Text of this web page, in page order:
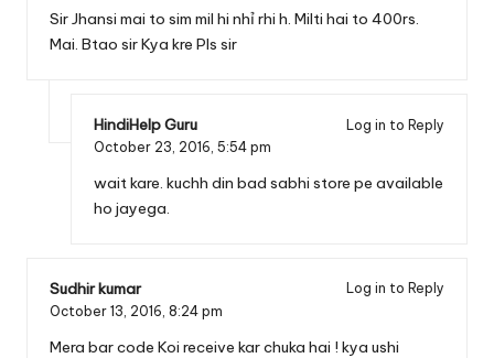
Sir Jhansi mai to sim mil hi nhỉ rhi h. Milti hai to 400rs.
Mai. Btao sir Kya kre Pls sir
HindiHelp Guru
Log in to Reply
October 23, 2016, 5:54 pm
wait kare. kuchh din bad sabhi store pe available
ho jayega.
Sudhir kumar
Log in to Reply
October 13, 2016, 8:24 pm
Mera bar code Koi receive kar chuka hai ! kya ushi